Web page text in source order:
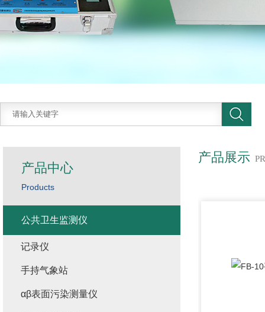
产品展示
产品中心
Products
公共卫生监测仪
记录仪
手持气象站
αβ表面污染测量仪